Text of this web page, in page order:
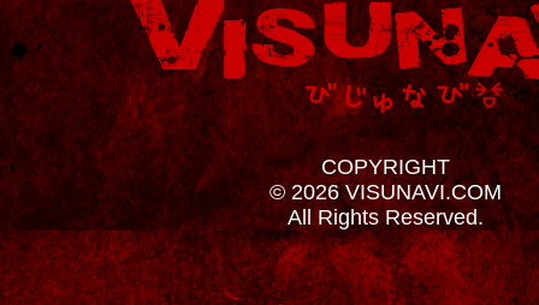
COPYRIGHT
© 2026 VISUNAVI.COM
All Rights Reserved.